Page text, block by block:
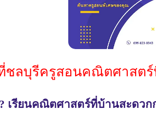
ชลบุรีครูสอนคณิตศาสตร์
เรียนคณิตศาสตร์ที่บ้านสะด